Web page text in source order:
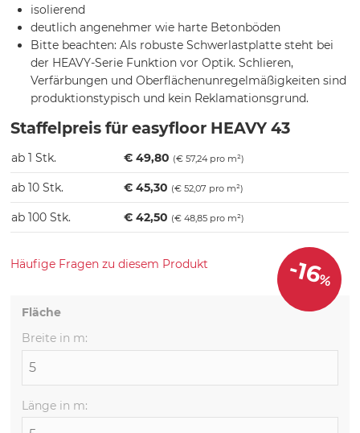
isolierend
deutlich angenehmer wie harte Betonböden
Bitte beachten: Als robuste Schwerlastplatte steht bei
der HEAVY-Serie Funktion vor Optik. Schlieren,
Verfärbungen und Oberflächenunregelmäßigkeiten sind
produktionstypisch und kein Reklamationsgrund.
Staffelpreis für easyfloor HEAVY 43
ab 1 Stk. € 49,80 (€ 57,24 pro m²)
ab 10 Stk. € 45,30 (€ 52,07 pro m²)
ab 100 Stk. € 42,50 (€ 48,85 pro m²)
Häufige Fragen zu diesem Produkt
Fläche
Breite in m:
Länge in m:
-16%